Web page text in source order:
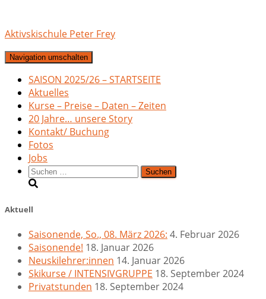
Aktivskischule Peter Frey
Navigation umschalten
SAISON 2025/26 – STARTSEITE
Aktuelles
Kurse – Preise – Daten – Zeiten
20 Jahre… unsere Story
Kontakt/ Buchung
Fotos
Jobs
Suchen
nach:
Aktuell
Saisonende, So., 08. März 2026: 4. Februar 2026
Saisonende! 18. Januar 2026
Neuskilehrer:innen 14. Januar 2026
Skikurse / INTENSIVGRUPPE 18. September 2024
Privatstunden 18. September 2024